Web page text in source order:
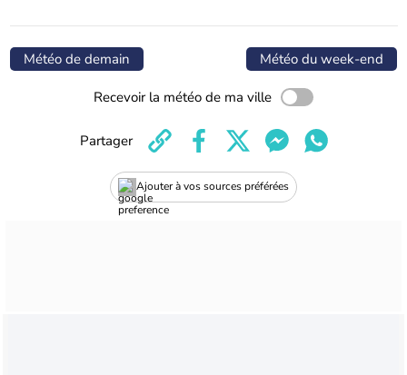
Météo de demain Météo du week-end
Recevoir la météo de ma ville
Ajouter à vos sources préférées
Partager